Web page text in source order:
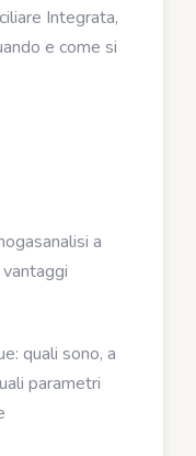
Integrata,
e come si
a
quali sono, a
parametri